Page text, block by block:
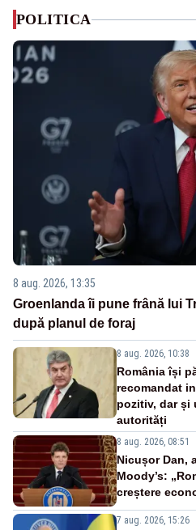
POLITICA
8 aug. 2026, 13:35
Groenlanda îi pune frână lui
după planul de foraj
8 aug. 2026, 10:38
România își
recomandat
pozitiv, dar și
autorități
8 aug. 2026, 08:51
Nicușor Dan,
Moody’s:
creștere
7 aug. 2026, 15:26